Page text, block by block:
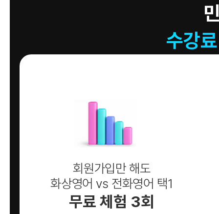
수강
회원가입만 해도
화상영어 vs 전화영어 택1
무료 체험 3회